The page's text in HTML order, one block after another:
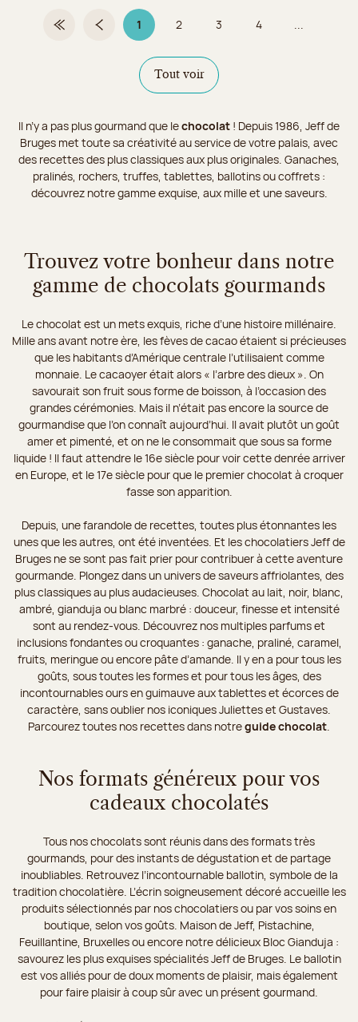
Première pagePage précédente
1Page 1 sur 9
Page
2 Page
3 Page
4 ...
Tout voir
Il n’y a pas plus gourmand que lechocolat ! Depuis 1986, Jeff de
Bruges met toute sa créativité au service de votre palais, avec
des recettes des plus classiques aux plus originales. Ganaches,
pralinés, rochers, truffes, tablettes, ballotins ou coffrets :
découvrez notre gamme exquise, aux mille et une saveurs.
Trouvez votre bonheur dans notre
gamme de chocolats gourmands
Le chocolat est un mets exquis, riche d’une histoire millénaire.
Mille ans avant notre ère, les fèves de cacao étaient si précieuses
que les habitants d’Amérique centrale l’utilisaient comme
monnaie. Le cacaoyer était alors « l’arbre des dieux ». On
savourait son fruit sous forme de boisson, à l’occasion des
grandes cérémonies. Mais il n’était pas encore la source de
gourmandise que l’on connaît aujourd’hui. Il avait plutôt un goût
amer et pimenté, et on ne le consommait que sous sa forme
liquide ! Il faut attendre le 16e siècle pour voir cette denrée arriver
en Europe, et le 17e siècle pour que le premier chocolat à croquer
fasse son apparition.
Depuis, une farandole de recettes, toutes plus étonnantes les
unes que les autres, ont été inventées. Et les chocolatiers Jeff de
Bruges ne se sont pas fait prier pour contribuer à cette aventure
gourmande. Plongez dans un univers de saveurs affriolantes, des
plus classiques au plus audacieuses. Chocolat au lait, noir, blanc,
ambré, gianduja ou blanc marbré : douceur, finesse et intensité
sont au rendez-vous. Découvrez nos multiples parfums et
inclusions fondantes ou croquantes : ganache, praliné, caramel,
fruits, meringue ou encore pâte d’amande. Il y en a pour tous les
goûts, sous toutes les formes et pour tous les âges, des
incontournables ours en guimauve aux tablettes et écorces de
caractère, sans oublier nos iconiques Juliettes et Gustaves.
Parcourez toutes nos recettes dans notreguide chocolat.
Nos formats généreux pour vos
cadeaux chocolatés
Tous nos chocolats sont réunis dans des formats très
gourmands, pour des instants de dégustation et de partage
inoubliables. Retrouvez l’incontournable ballotin, symbole de la
tradition chocolatière. L’écrin soigneusement décoré accueille les
produits sélectionnés par nos chocolatiers ou par vos soins en
boutique, selon vos goûts. Maison de Jeff, Pistachine,
Feuillantine, Bruxelles ou encore notre délicieux Bloc Gianduja :
savourez les plus exquises spécialités Jeff de Bruges. Le ballotin
est vos alliés pour de doux moments de plaisir, mais également
pour faire plaisir à coup sûr avec un présent gourmand.